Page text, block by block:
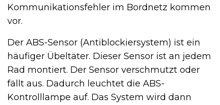
Kommunikationsfehler im Bordnetz kommen
vor.
Der ABS-Sensor (Antiblockiersystem) ist ein
häufiger Übeltäter. Dieser Sensor ist an jedem
Rad montiert. Der Sensor verschmutzt oder
fällt aus. Dadurch leuchtet die ABS-
Kontrolllampe auf. Das System wird dann